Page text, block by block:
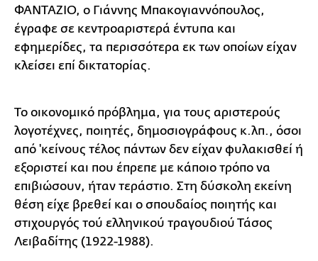
ΦΑΝΤΑΖΙΟ, ο Γιάννης Μπακογιαννόπουλος,
έγραφε σε κεντροαριστερά έντυπα και
εφημερίδες, τα περισσότερα εκ των οποίων είχαν
κλείσει επί δικτατορίας.
Το οικονομικό πρόβλημα, για τους αριστερούς
λογοτέχνες, ποιητές, δημοσιογράφους κ.λπ., όσοι
από 'κείνους τέλος πάντων δεν είχαν φυλακισθεί ή
εξοριστεί και που έπρεπε με κάποιο τρόπο να
επιβιώσουν, ήταν τεράστιο. Στη δύσκολη εκείνη
θέση είχε βρεθεί και ο σπουδαίος ποιητής και
στιχουργός τού ελληνικού τραγουδιού Τάσος
Λειβαδίτης (1922-1988).